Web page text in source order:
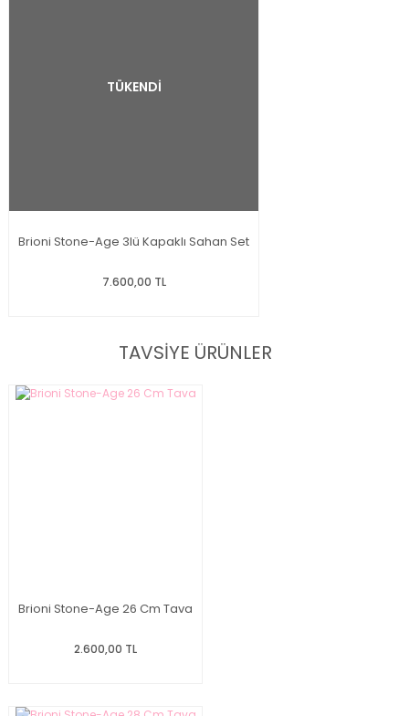
TÜKENDİ
Brioni Stone-Age 3lü Kapaklı Sahan Set
7.600,00 TL
TAVSİYE ÜRÜNLER
Brioni Stone-Age 26 Cm Tava
2.600,00 TL